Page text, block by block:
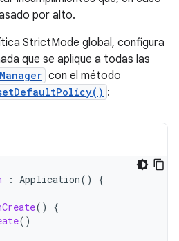
por alto.
StrictMode global, configura
que se aplique a todas las
con el método
:
: Application() {
()
{
()